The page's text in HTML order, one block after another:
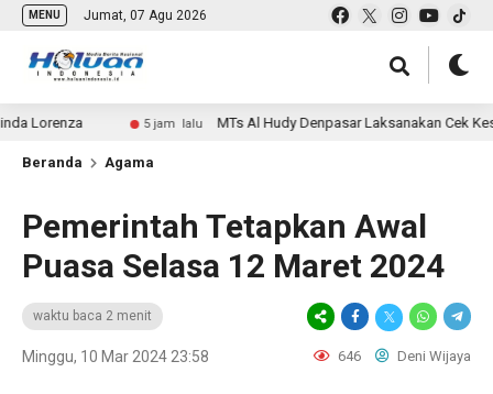
MENU Jumat, 07 Agu 2026
5 jam lalu MTs Al Hudy Denpasar Laksanakan Cek Kesehatan
Beranda Agama
Pemerintah Tetapkan Awal
Puasa Selasa 12 Maret 2024
waktu baca 2 menit
Minggu, 10 Mar 2024 23:58 646 Deni Wijaya